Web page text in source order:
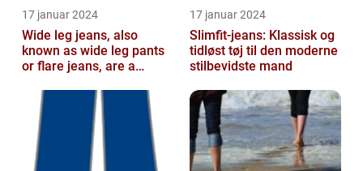
17 januar 2024
Wide leg jeans, also
known as wide leg pants
or flare jeans, are a
for those ...
17 januar 2024
Slimfit-jeans: Klassisk og
tidløst tøj til den moderne
stilbevidste mand